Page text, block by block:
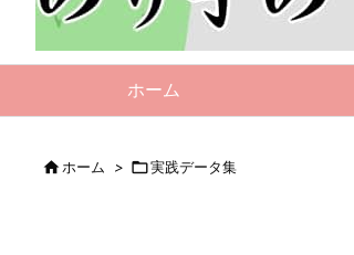
ホーム
ホーム > 実践データ集